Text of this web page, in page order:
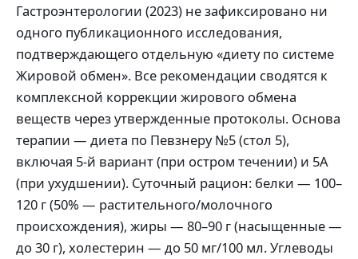
Гастроэнтерологии (2023) не зафиксировано ни
одного публикационного исследования,
подтверждающего отдельную «диету по системе
Жировой обмен». Все рекомендации сводятся к
комплексной коррекции жирового обмена
веществ через утвержденные протоколы. Основа
терапии — диета по Певзнеру №5 (стол 5),
включая 5-й вариант (при остром течении) и 5А
(при ухудшении). Суточный рацион: белки — 100–
120 г (50% — растительного/молочного
происхождения), жиры — 80–90 г (насыщенные —
до 30 г), холестерин — до 50 мг/100 мл. Углеводы